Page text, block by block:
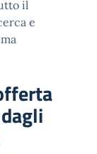
il
e